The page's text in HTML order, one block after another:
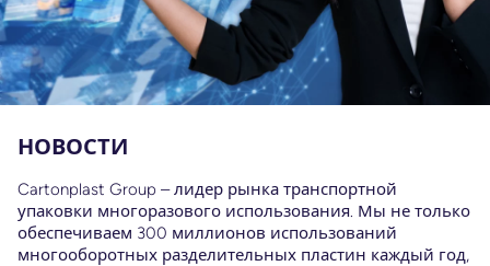
НОВОСТИ
Cartonplast Group – лидер рынка транспортной
упаковки многоразового использования. Мы не только
обеспечиваем 300 миллионов использований
многооборотных разделительных пластин каждый год,